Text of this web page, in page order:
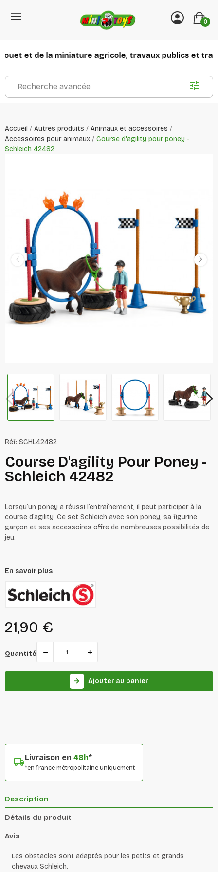
0
et de la miniature agricole, travaux publics et
Recherche avancée
Accueil Autres produits
Animaux et accessoires
Accessoires pour animaux
Course d'agility pour poney -
Schleich 42482
Réf: SCHL42482
Course D'agility Pour Poney -
Schleich 42482
Lorsqu’un poney a réussi l’entraînement, il peut participer à la
course d’agility. Ce set Schleich avec son poney, sa figurine
garçon et ses accessoires offre de nombreuses possibilités de
jeu.
En savoir plus
21,90 €
Quantité
arrow_forward Ajouter au panier
Livraison en 48h*
*en france métropolitaine uniquement
Description
Détails du produit
Avis
Les obstacles sont adaptés pour les petits et grands
chevaux Schleich.